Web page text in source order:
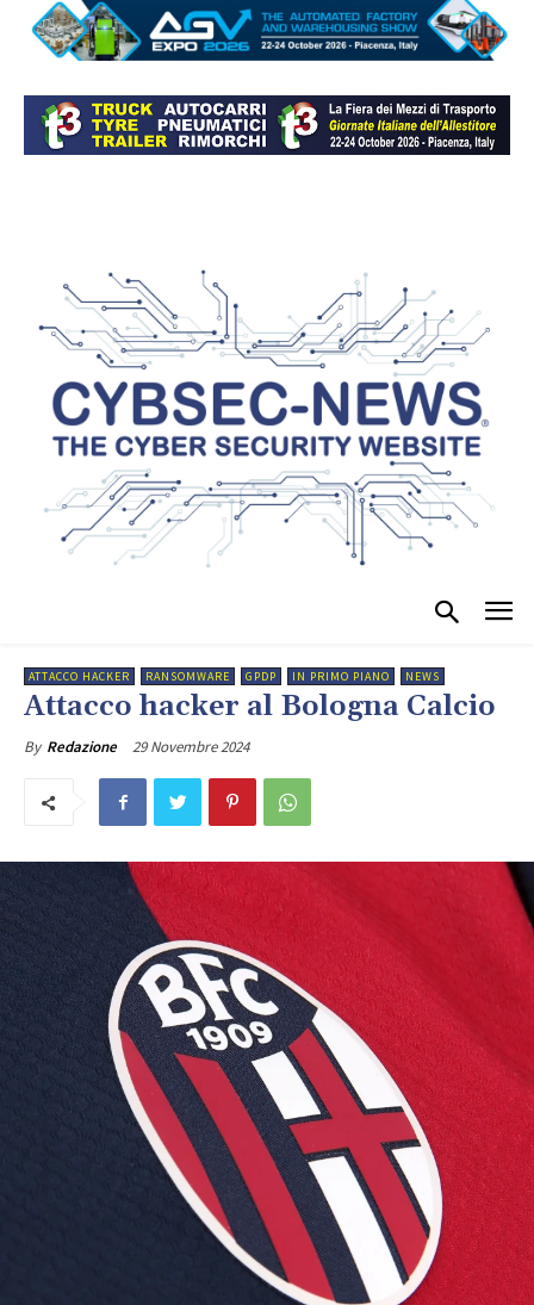
ATTACCO HACKER RANSOMWARE GPDP IN PRIMO PIANO NEWS
Attacco hacker al Bologna Calcio
By Redazione 29 Novembre 2024